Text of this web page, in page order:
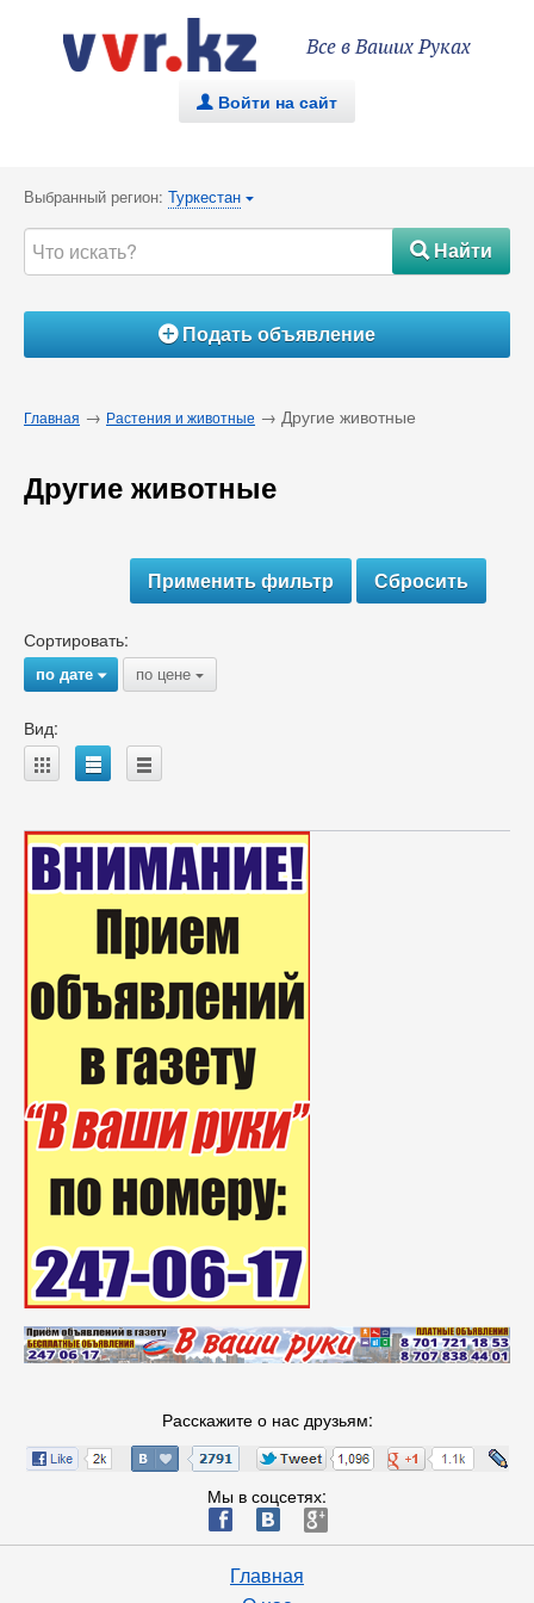
Все в Ваших Руках
. Войти на сайт
Выбранный регион: Туркестан {
#Найти
ÁПодать объявление
Главная → Растения и животные → Другие животные
Другие животные
Сортировать:
по дате{ по цене {
Вид:
A B C
Расскажите о нас друзьям:
Мы в соцсетях:
ä æ è
Главная